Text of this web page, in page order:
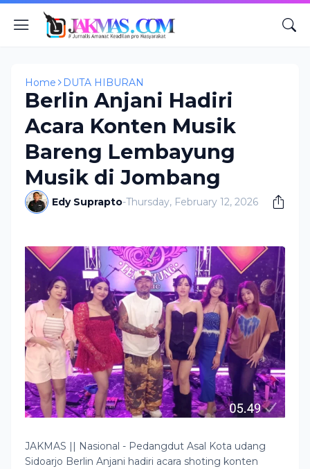
Home DUTA HIBURAN
Berlin Anjani Hadiri
Acara Konten Musik
Bareng Lembayung
Musik di Jombang
Edy Suprapto-Thursday, February 12, 2026
JAKMAS || Nasional - Pedangdut Asal Kota udang
Sidoarjo Berlin Anjani hadiri acara shoting konten